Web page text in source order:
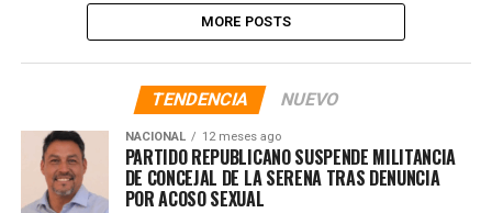
MORE POSTS
TENDENCIA NUEVO
NACIONAL 12 meses ago
PARTIDO REPUBLICANO SUSPENDE MILITANCIA
DE CONCEJAL DE LA SERENA TRAS DENUNCIA
POR ACOSO SEXUAL